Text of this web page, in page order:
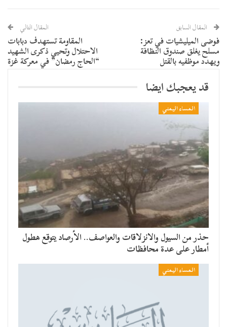
المقال السابق
فوضى الميليشيات في تعز:
مسلح يغلق صندوق النظافة
ويهدد موظفيه بالقتل
المقال التالي
المقاومة تستهدف دبابات
الاحتلال وتحيي ذكرى الشهيد
“الحاج رمضان” في معركة غزة
قد يعجبك ايضا
المساء اليمني
حذر من السيول والانزلاقات والعواصف.. الأرصاد يتوقع هطول
أمطار على عدة محافظات
المساء اليمني